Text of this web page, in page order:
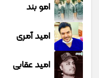
امو بند
امید آمری
امید عقابی